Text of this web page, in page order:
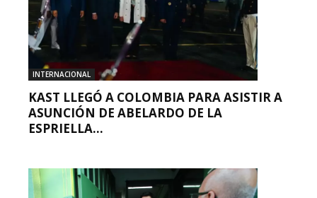
INTERNACIONAL
KAST LLEGÓ A COLOMBIA PARA ASISTIR A
ASUNCIÓN DE ABELARDO DE LA
ESPRIELLA...